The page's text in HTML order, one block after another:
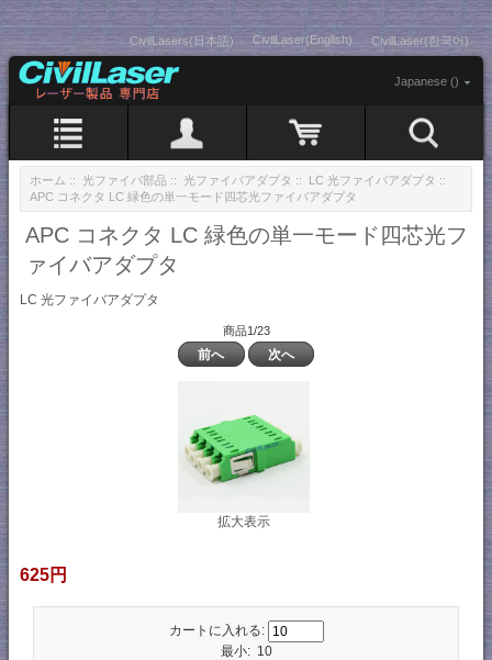
CivilLasers(日本語) CivilLaser(English) CivilLaser(한국어)
Japanese ()
ホーム :: 光ファイバ部品 :: 光ファイバアダプタ :: LC 光ファイバアダプタ ::
APC コネクタ LC 緑色の単一モード四芯光ファイバアダプタ
APC コネクタ LC 緑色の単一モード四芯光フ
ァイバアダプタ
LC 光ファイバアダプタ
商品1/23
前へ 次へ
拡大表示
625円
カートに入れる:
最小: 10